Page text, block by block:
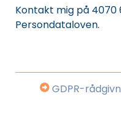
Kontakt mig på 4070
Persondataloven.
GDPR-